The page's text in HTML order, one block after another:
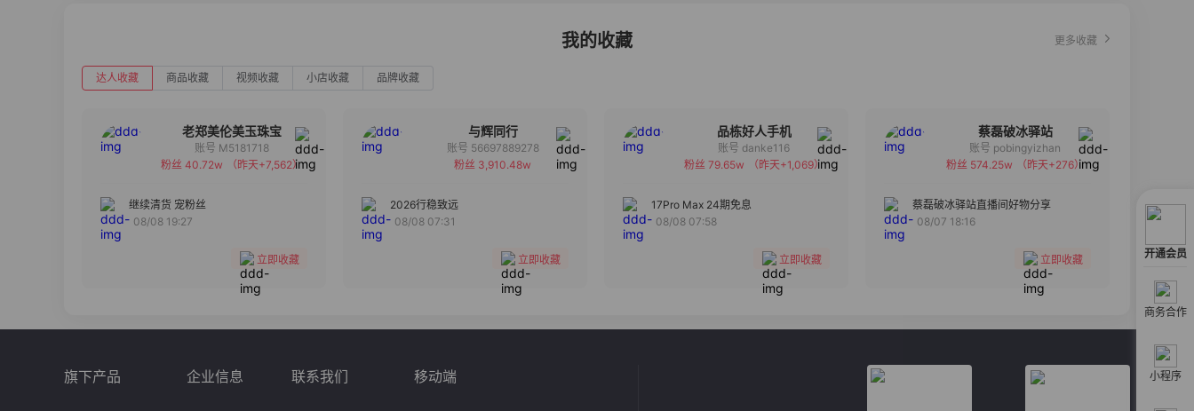
开通会员
商务合作
小程序
我的收藏 更多收藏
达人收藏 商品收藏 视频收藏 小店收藏 品牌收藏
老郑美伦美玉珠宝
备注
账号 M5181718
粉丝 40.72w
（昨天+7,562）
继续清货 宠粉丝
08/08 19:27
立即收藏
与辉同行
备注
账号 56697889278
粉丝 3,910.48w
2026行稳致远
08/08 07:31
立即收藏
品栋好人手机
备注
分组
账号 danke116
粉丝 79.65w
（昨天+1,069）
17Pro Max 24期免息
08/08 07:58
立即收藏
蔡磊破冰驿站
备注
分组
账号 pobingyizhan
粉丝 574.25w
（昨天+276）
蔡磊破冰驿站直播间好物分享
08/07 18:16
立即收藏
旗下产品 企业信息 联系我们 移动端